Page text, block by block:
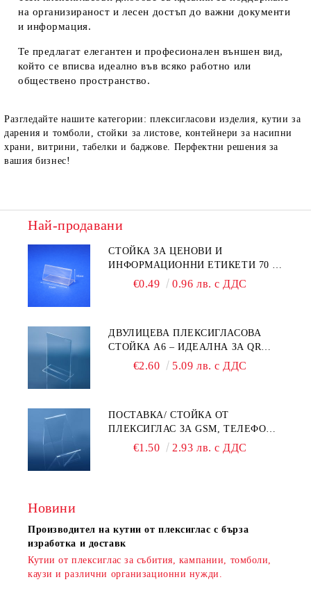
на организираност и лесен достъп до важни документи
и информация.
Те предлагат елегантен и професионален външен вид,
който се вписва идеално във всяко работно или
обществено пространство.
Разгледайте нашите категории: плексигласови изделия, кутии за
дарения и томболи, стойки за листове, контейнери за насипни
храни, витрини, табелки и баджове. Перфектни решения за
вашия бизнес!
Най-продавани
СТОЙКА ЗА ЦЕНОВИ И
ИНФОРМАЦИОННИ ЕТИКЕТИ 70 ×
40 ММ – ПРОЗРАЧНА
€0.49 0.96 лв. с ДДС
ДВУЛИЦЕВА ПЛЕКСИГЛАСОВА
СТОЙКА A6 – ИДЕАЛНА ЗА QR
КОДОВЕ И РЕКЛАМИ
€2.60 5.09 лв. с ДДС
ПОСТАВКА/ СТОЙКА ОТ
ПЛЕКСИГЛАС ЗА GSM, ТЕЛЕФОН,
СМАРТФОН И АКСЕСОАРИ ЗА ТЯХ
€1.50 2.93 лв. с ДДС
Новини
Производител на кутии от плексиглас с бърза
изработка и доставк
Кутии от плексиглас за събития, кампании, томболи,
каузи и различни организационни нужди.